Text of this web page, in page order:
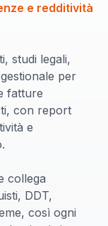
e redditività
studi legali,
per
fatture
con report
e
collega
DDT,
così ogni